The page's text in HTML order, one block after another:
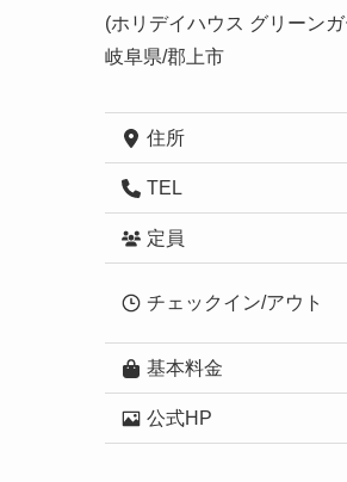
(ホリデイハウス グリーン
岐阜県/郡上市
住所
TEL
定員
チェックイン/アウト
基本料金
公式HP